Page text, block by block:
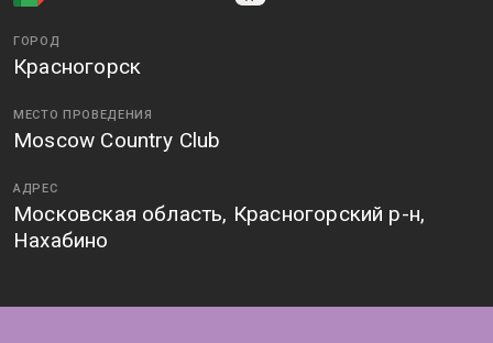
ГОРОД
Красногорск
МЕСТО ПРОВЕДЕНИЯ
Moscow Country Club
АДРЕС
Московская область, Красногорский р-н,
Нахабино